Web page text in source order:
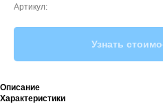
Артикул:
Узнать
Описание
Характеристики